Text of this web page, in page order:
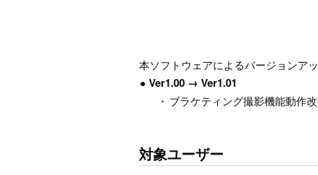
本ソフトウェアによるバージョンア
● Ver1.00 → Ver1.01
・ ブラケティング撮影機能動作
対象ユーザー